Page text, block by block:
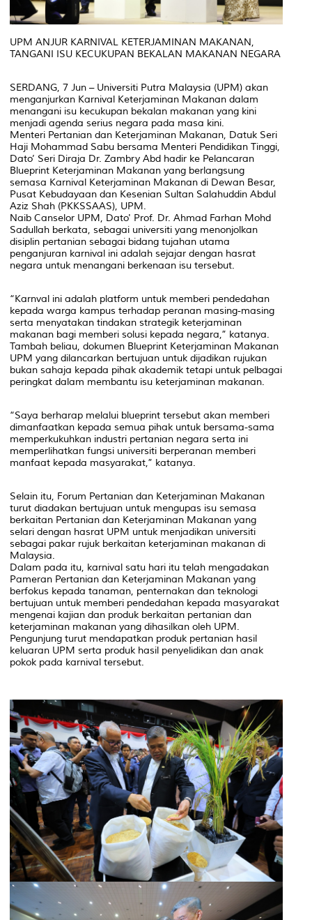
UPM ANJUR KARNIVAL KETERJAMINAN MAKANAN,
TANGANI ISU KECUKUPAN BEKALAN MAKANAN NEGARA
SERDANG, 7 Jun – Universiti Putra Malaysia (UPM) akan
menganjurkan Karnival Keterjaminan Makanan dalam
menangani isu kecukupan bekalan makanan yang kini
menjadi agenda serius negara pada masa kini.
Menteri Pertanian dan Keterjaminan Makanan, Datuk Seri
Haji Mohammad Sabu bersama Menteri Pendidikan Tinggi,
Dato’ Seri Diraja Dr. Zambry Abd hadir ke Pelancaran
Blueprint Keterjaminan Makanan yang berlangsung
semasa Karnival Keterjaminan Makanan di Dewan Besar,
Pusat Kebudayaan dan Kesenian Sultan Salahuddin Abdul
Aziz Shah (PKKSSAAS), UPM.
Naib Canselor UPM, Dato' Prof. Dr. Ahmad Farhan Mohd
Sadullah berkata, sebagai universiti yang menonjolkan
disiplin pertanian sebagai bidang tujahan utama
penganjuran karnival ini adalah sejajar dengan hasrat
negara untuk menangani berkenaan isu tersebut.
“Karnval ini adalah platform untuk memberi pendedahan
kepada warga kampus terhadap peranan masing-masing
serta menyatakan tindakan strategik keterjaminan
makanan bagi memberi solusi kepada negara,” katanya.
Tambah beliau, dokumen Blueprint Keterjaminan Makanan
UPM yang dilancarkan bertujuan untuk dijadikan rujukan
bukan sahaja kepada pihak akademik tetapi untuk pelbagai
peringkat dalam membantu isu keterjaminan makanan.
“Saya berharap melalui blueprint tersebut akan memberi
dimanfaatkan kepada semua pihak untuk bersama-sama
memperkukuhkan industri pertanian negara serta ini
memperlihatkan fungsi universiti berperanan memberi
manfaat kepada masyarakat,” katanya.
Selain itu, Forum Pertanian dan Keterjaminan Makanan
turut diadakan bertujuan untuk mengupas isu semasa
berkaitan Pertanian dan Keterjaminan Makanan yang
selari dengan hasrat UPM untuk menjadikan universiti
sebagai pakar rujuk berkaitan keterjaminan makanan di
Malaysia.
Dalam pada itu, karnival satu hari itu telah mengadakan
Pameran Pertanian dan Keterjaminan Makanan yang
berfokus kepada tanaman, penternakan dan teknologi
bertujuan untuk memberi pendedahan kepada masyarakat
mengenai kajian dan produk berkaitan pertanian dan
keterjaminan makanan yang dihasilkan oleh UPM.
Pengunjung turut mendapatkan produk pertanian hasil
keluaran UPM serta produk hasil penyelidikan dan anak
pokok pada karnival tersebut.